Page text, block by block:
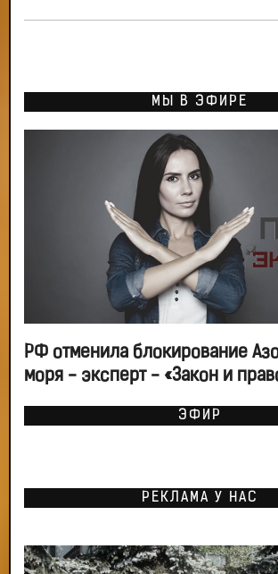
МЫ В ЭФИРЕ
РФ отменила блокирование
моря - эксперт - «Закон и
ЭФИР
РЕКЛАМА У НАС